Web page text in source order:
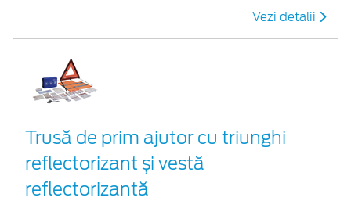
Vezi detalii
Trusă de prim ajutor cu triunghi
reflectorizant și vestă
reflectorizantă